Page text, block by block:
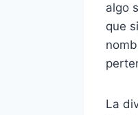
algo
que
La